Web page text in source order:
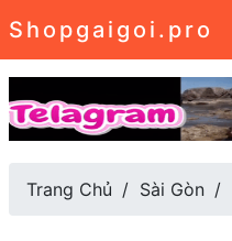
Shopgaigoi.pro
Trang Chủ Sài Gòn